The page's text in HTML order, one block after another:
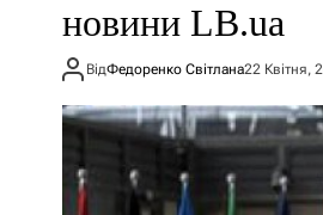
новини LB.ua
ВідФедоренко Світлана22 Квітня,